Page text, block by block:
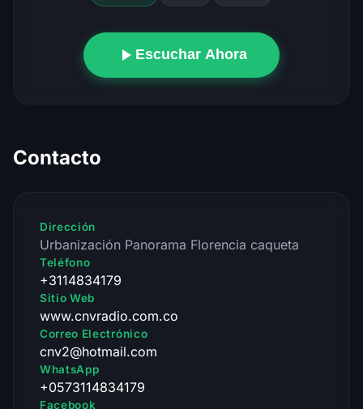
Escuchar Ahora
Contacto
Dirección
Urbanización Panorama Florencia caqueta
Teléfono
+3114834179
Sitio Web
www.cnvradio.com.co
Correo Electrónico
cnv2@hotmail.com
WhatsApp
+0573114834179
Facebook